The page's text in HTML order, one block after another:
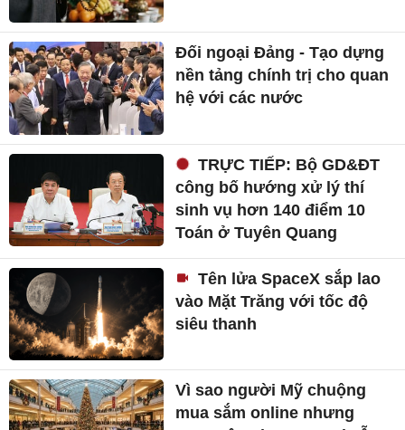
Đối ngoại Đảng - Tạo dựng
nền tảng chính trị cho quan
hệ với các nước
TRỰC TIẾP: Bộ GD&ĐT
công bố hướng xử lý thí
sinh vụ hơn 140 điểm 10
Toán ở Tuyên Quang
Tên lửa SpaceX sắp lao
vào Mặt Trăng với tốc độ
siêu thanh
Vì sao người Mỹ chuộng
mua sắm online nhưng